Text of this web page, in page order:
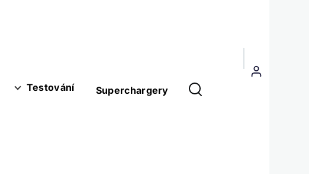
Testování Superchargery
Menu
uživatelského